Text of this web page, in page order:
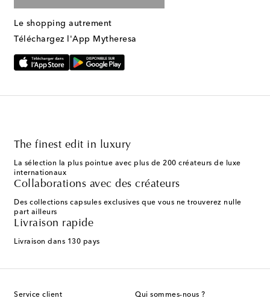
Le shopping autrement
Téléchargez l'App Mytheresa
The finest edit in luxury
La sélection la plus pointue avec plus de 200 créateurs de luxe
internationaux
Collaborations avec des créateurs
Des collections capsules exclusives que vous ne trouverez nulle
part ailleurs
Livraison rapide
Livraison dans 130 pays
Service client Qui sommes-nous ?